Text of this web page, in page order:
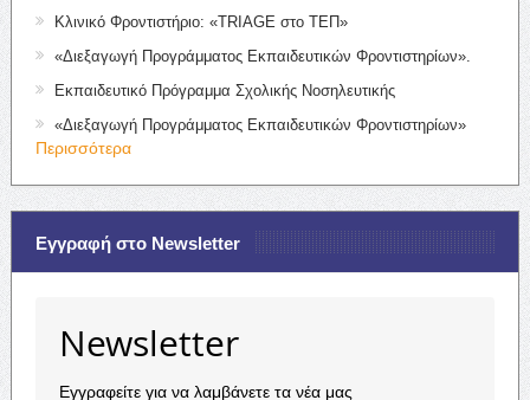
Κλινικό Φροντιστήριο: «TRIAGE στο ΤΕΠ»
«Διεξαγωγή Προγράμματος Εκπαιδευτικών Φροντιστηρίων».
Εκπαιδευτικό Πρόγραμμα Σχολικής Νοσηλευτικής
«Διεξαγωγή Προγράμματος Εκπαιδευτικών Φροντιστηρίων»
Περισσότερα
Εγγραφή στο Newsletter
Newsletter
Εγγραφείτε για να λαμβάνετε τα νέα μας